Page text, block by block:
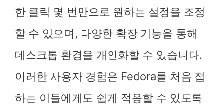
한 클릭 몇 번만으로 원하는 설정을 조정
할 수 있으며, 다양한 확장 기능을 통해
데스크톱 환경을 개인화할 수 있습니다.
이러한 사용자 경험은 Fedora를 처음 접
하는 이들에게도 쉽게 적응할 수 있도록